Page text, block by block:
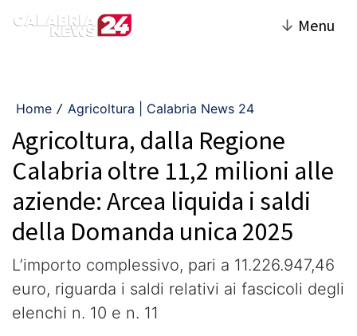
↓ Menu
Home / Agricoltura | Calabria News 24
Agricoltura, dalla Regione
Calabria oltre 11,2 milioni alle
aziende: Arcea liquida i saldi
della Domanda unica 2025
L’importo complessivo, pari a 11.226.947,46
euro, riguarda i saldi relativi ai fascicoli degli
elenchi n. 10 e n. 11